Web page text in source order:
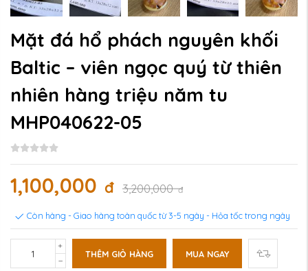
Mặt đá hổ phách nguyên khối
Baltic – viên ngọc quý từ thiên
nhiên hàng triệu năm tu
MHP040622-05
1,100,000 đ 3,200,000đ
Còn hàng - Giao hàng toàn quốc từ 3-5 ngày - Hỏa tốc trong ngày
THÊM GIỎ HÀNG MUA NGAY